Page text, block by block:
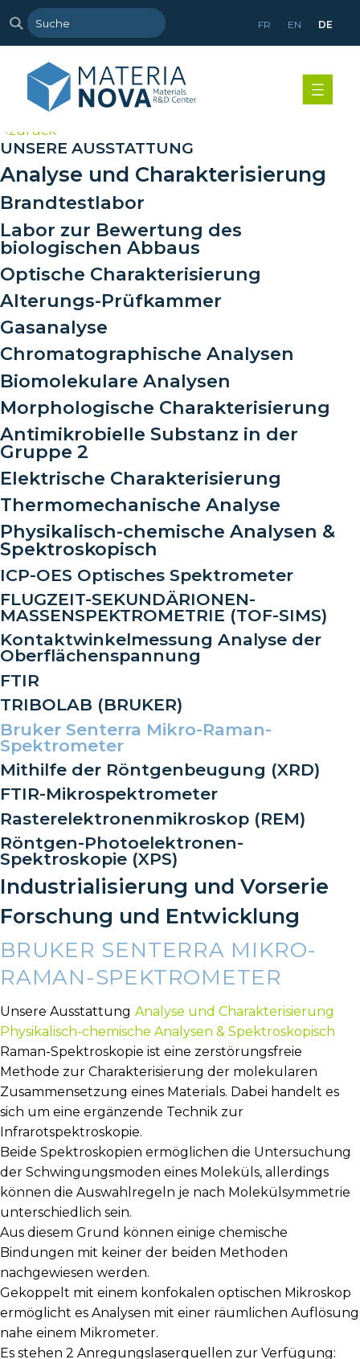
FR EN DE
zurück
UNSERE AUSSTATTUNG
Analyse und Charakterisierung
Brandtestlabor
Labor zur Bewertung des
biologischen Abbaus
Optische Charakterisierung
Alterungs-Prüfkammer
Gasanalyse
Chromatographische Analysen
Biomolekulare Analysen
Morphologische Charakterisierung
Antimikrobielle Substanz in der
Gruppe 2
Elektrische Charakterisierung
Thermomechanische Analyse
Physikalisch-chemische Analysen &
Spektroskopisch
ICP-OES Optisches Spektrometer
FLUGZEIT-SEKUNDÄRIONEN-
MASSENSPEKTROMETRIE (TOF-SIMS)
Kontaktwinkelmessung Analyse der
Oberflächenspannung
FTIR
TRIBOLAB (BRUKER)
Bruker Senterra Mikro-Raman-
Spektrometer
Mithilfe der Röntgenbeugung (XRD)
FTIR-Mikrospektrometer
Rasterelektronenmikroskop (REM)
Röntgen-Photoelektronen-
Spektroskopie (XPS)
Industrialisierung und Vorserie
Forschung und Entwicklung
BRUKER SENTERRA MIKRO-
RAMAN-SPEKTROMETER
Unsere Ausstattung Analyse und Charakterisierung
Physikalisch-chemische Analysen & Spektroskopisch
Raman-Spektroskopie ist eine zerstörungsfreie
Methode zur Charakterisierung der molekularen
Zusammensetzung eines Materials. Dabei handelt es
sich um eine ergänzende Technik zur
Infrarotspektroskopie.
Beide Spektroskopien ermöglichen die Untersuchung
der Schwingungsmoden eines Moleküls, allerdings
können die Auswahlregeln je nach Molekülsymmetrie
unterschiedlich sein.
Aus diesem Grund können einige chemische
Bindungen mit keiner der beiden Methoden
nachgewiesen werden.
Gekoppelt mit einem konfokalen optischen Mikroskop
ermöglicht es Analysen mit einer räumlichen Auflösung
nahe einem Mikrometer.
Es stehen 2 Anregungslaserquellen zur Verfügung: